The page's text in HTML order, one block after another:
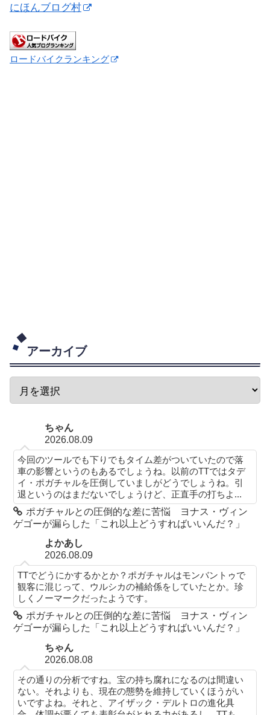
にほんブログ村
ロードバイクランキング
アーカイブ
ちゃん
2026.08.09
今回のツールでも下りでもタイム差がついていたので落
車の影響というのもあるでしょうね。以前のTTではタデ
イ・ポガチャルを圧倒していましがどうでしょうね。引
退というのはまだないでしょうけど、正直手の打ちよ...
ポガチャルとの圧倒的な差に苦悩 ヨナス・ヴィン
ゲゴーが漏らした「これ以上どうすればいいんだ？」
よかあし
2026.08.09
TTでどうにかするかとか？ポガチャルはモンバントゥで
観客に混じって、ウルシカの補給係をしていたとか。珍
しくノーマークだったようです。
ポガチャルとの圧倒的な差に苦悩 ヨナス・ヴィン
ゲゴーが漏らした「これ以上どうすればいいんだ？」
ちゃん
2026.08.08
その通りの分析ですね。宝の持ち腐れになるのは間違い
ない。それよりも、現在の態勢を維持していくほうがい
いですよね。それと、アイザック・デルトロの進化具